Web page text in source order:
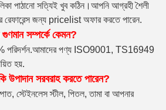
পাঠানো সত্যিই খুব কঠিন।আপনি আগ্রহী শৈলী
রেফারেন্স জন্য pricelist অফার করতে পারেন.
সম্পর্কে কেমন?
.আমাদের পণ্য ISO9001, TS16949
হয়.
সরবরাহ করতে পারেন?
স্টেইনলেস স্টীল, পিতল, তামা বা আপনার